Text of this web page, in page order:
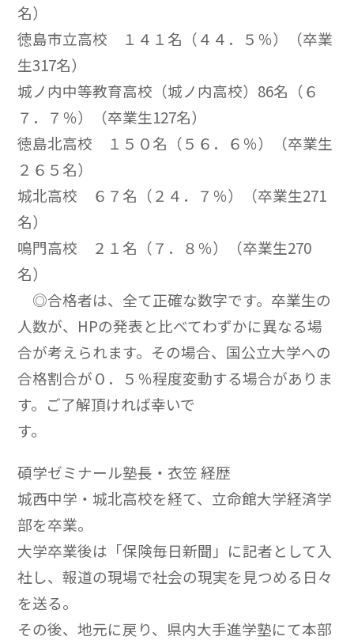
名）
徳島市立高校 １４１名（４４．５％）（卒業
生317名）
城ノ内中等教育高校（城ノ内高校）86名（６
７．７％）（卒業生127名）
徳島北高校 １５０名（５６．６％）（卒業生
２６５名）
城北高校 ６７名（２４．７％）（卒業生271
名）
鳴門高校 ２１名（７．８％）（卒業生270
名）
◎合格者は、全て正確な数字です。卒業生の
人数が、HPの発表と比べてわずかに異なる場
合が考えられます。その場合、国公立大学への
合格割合が０．５％程度変動する場合がありま
す。ご了解頂ければ幸いで
す。
碩学ゼミナール塾長・衣笠 経歴
城西中学・城北高校を経て、立命館大学経済学
部を卒業。
大学卒業後は「保険毎日新聞」に記者として入
社し、報道の現場で社会の現実を見つめる日々
を送る。
その後、地元に戻り、県内大手進学塾にて本部